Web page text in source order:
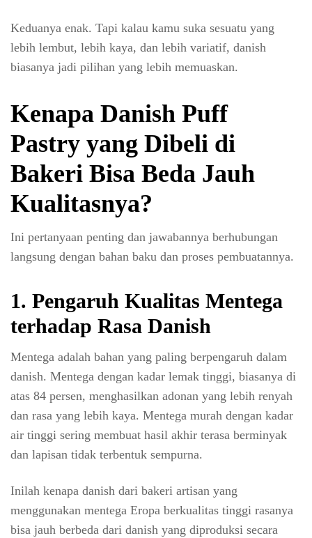
Keduanya enak. Tapi kalau kamu suka sesuatu yang
lebih lembut, lebih kaya, dan lebih variatif, danish
biasanya jadi pilihan yang lebih memuaskan.
Kenapa Danish Puff
Pastry yang Dibeli di
Bakeri Bisa Beda Jauh
Kualitasnya?
Ini pertanyaan penting dan jawabannya berhubungan
langsung dengan bahan baku dan proses pembuatannya.
1. Pengaruh Kualitas Mentega
terhadap Rasa Danish
Mentega adalah bahan yang paling berpengaruh dalam
danish. Mentega dengan kadar lemak tinggi, biasanya di
atas 84 persen, menghasilkan adonan yang lebih renyah
dan rasa yang lebih kaya. Mentega murah dengan kadar
air tinggi sering membuat hasil akhir terasa berminyak
dan lapisan tidak terbentuk sempurna.
Inilah kenapa danish dari bakeri artisan yang
menggunakan mentega Eropa berkualitas tinggi rasanya
bisa jauh berbeda dari danish yang diproduksi secara